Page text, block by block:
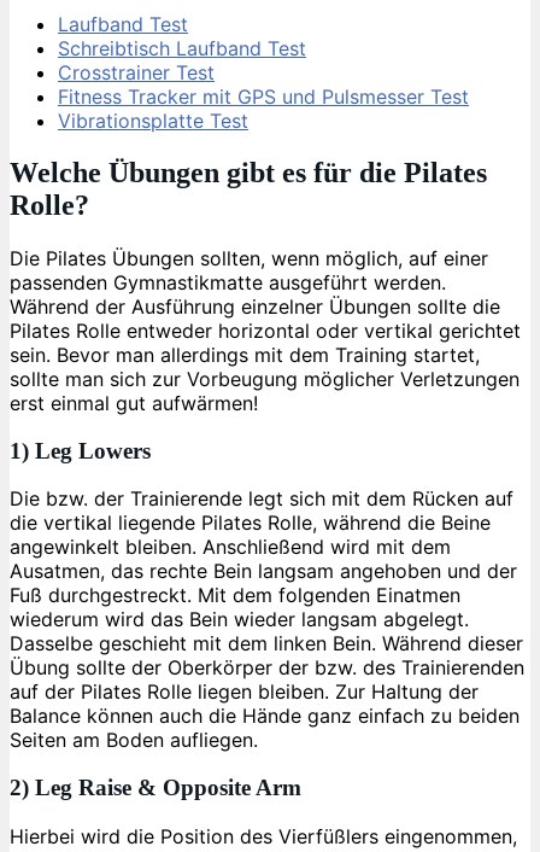
Laufband Test
Schreibtisch Laufband Test
Crosstrainer Test
Fitness Tracker mit GPS und Pulsmesser Test
Vibrationsplatte Test
Welche Übungen gibt es für die Pilates
Rolle?
Die Pilates Übungen sollten, wenn möglich, auf einer
passenden Gymnastikmatte ausgeführt werden.
Während der Ausführung einzelner Übungen sollte die
Pilates Rolle entweder horizontal oder vertikal gerichtet
sein. Bevor man allerdings mit dem Training startet,
sollte man sich zur Vorbeugung möglicher Verletzungen
erst einmal gut aufwärmen!
1) Leg Lowers
Die bzw. der Trainierende legt sich mit dem Rücken auf
die vertikal liegende Pilates Rolle, während die Beine
angewinkelt bleiben. Anschließend wird mit dem
Ausatmen, das rechte Bein langsam angehoben und der
Fuß durchgestreckt. Mit dem folgenden Einatmen
wiederum wird das Bein wieder langsam abgelegt.
Dasselbe geschieht mit dem linken Bein. Während dieser
Übung sollte der Oberkörper der bzw. des Trainierenden
auf der Pilates Rolle liegen bleiben. Zur Haltung der
Balance können auch die Hände ganz einfach zu beiden
Seiten am Boden aufliegen.
2) Leg Raise & Opposite Arm
Hierbei wird die Position des Vierfüßlers eingenommen,